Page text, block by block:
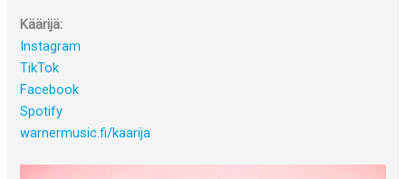
Käärijä:
Instagram
TikTok
Facebook
Spotify
warnermusic.fi/kaarija